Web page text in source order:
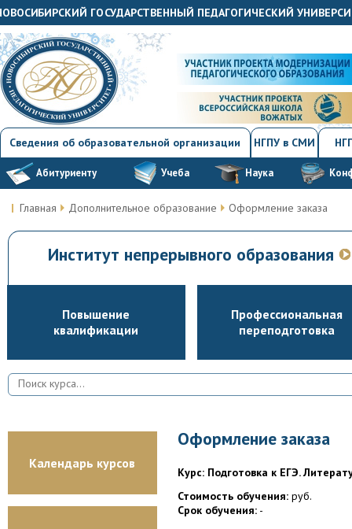
ГОСУДАРСТВЕННЫЙ ПЕДАГОГИЧЕСКИЙ
Сведения об образовательной организации НГПУ в СМИ
Абитуриенту Учеба Наука
Главная Дополнительное образование Оформление заказа
Институт непрерывного образования
Повышение
квалификации
Профессиональная
переподготовка
Календарь курсов
Оформление заказа
Курс: Подготовка к ЕГЭ.
Стоимость обучения: руб.
Срок обучения: -